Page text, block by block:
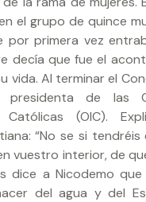
el grupo de quince
por primera vez
decía que fue el
vida. Al terminar el
de las
Católicas (OIC).
“No se si tendréis
vuestro interior, de
dice a Nicodemo que
del agua y del